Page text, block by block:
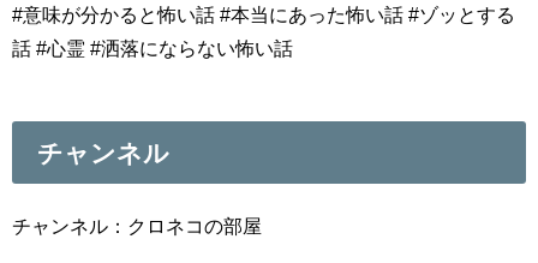
#意味が分かると怖い話 #本当にあった怖い話 #ゾッとする
話 #心霊 #洒落にならない怖い話
チャンネル
チャンネル：クロネコの部屋